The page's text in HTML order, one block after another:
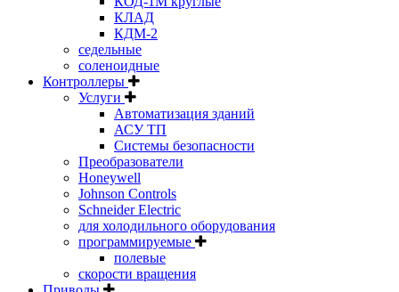
КЛАД
КДМ-2
седельные
соленоидные
Контроллеры
Услуги
Автоматизация зданий
АСУ ТП
Системы безопасности
Преобразователи
Honeywell
Johnson Controls
Schneider Electric
для холодильного оборудования
программируемые
полевые
скорости вращения